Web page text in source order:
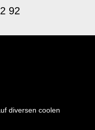
92
diversen coolen